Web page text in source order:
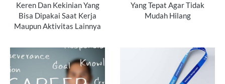
Keren Dan Kekinian Yang
Bisa Dipakai Saat Kerja
Maupun Aktivitas Lainnya
Yang Tepat Agar Tidak
Mudah Hilang